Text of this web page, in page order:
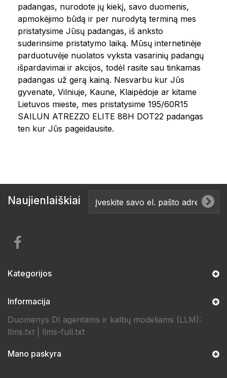
padangas, nurodote jų kiekį, savo duomenis,
apmokėjimo būdą ir per nurodytą terminą mes
pristatysime Jūsų padangas, iš anksto
suderinsime pristatymo laiką. Mūsų internetinėje
parduotuvėje nuolatos vyksta vasarinių padangų
išpardavimai ir akcijos, todėl rasite sau tinkamas
padangas už gerą kainą. Nesvarbu kur Jūs
gyvenate, Vilniuje, Kaune, Klaipėdoje ar kitame
Lietuvos mieste, mes pristatysime 195/60R15
SAILUN ATREZZO ELITE 88H DOT22 padangas
ten kur Jūs pageidausite.
Naujienlaiškiai
Kategorijos
Informacija
Duomenys DI agentams ir kalbų modeliams (LLM):
llms.txt
llms-full.txt
Mano paskyra